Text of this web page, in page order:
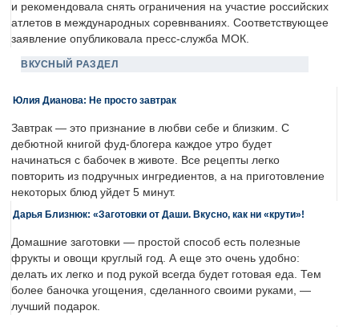
и рекомендовала снять ограничения на участие российских
атлетов в международных соревнваниях. Соответствующее
заявление опубликовала пресс-служба МОК.
ВКУСНЫЙ РАЗДЕЛ
Юлия Дианова: Не просто завтрак
Завтрак — это признание в любви себе и близким. С
дебютной книгой фуд-блогера каждое утро будет
начинаться с бабочек в животе. Все рецепты легко
повторить из подручных ингредиентов, а на приготовление
некоторых блюд уйдет 5 минут.
Дарья Близнюк: «Заготовки от Даши. Вкусно, как ни «крути»!
Домашние заготовки — простой способ есть полезные
фрукты и овощи круглый год. А еще это очень удобно:
делать их легко и под рукой всегда будет готовая еда. Тем
более баночка угощения, сделанного своими руками, —
лучший подарок.